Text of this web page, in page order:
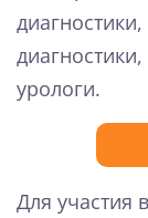
урологи.
Для участия